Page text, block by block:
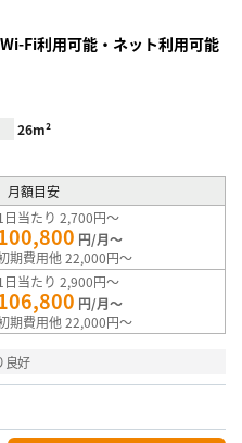
Fi利用可能・ネット利用可能
26m²
月額目安
日当たり 2,700円～
円/月～
期費用他 22,000円～
日当たり 2,900円～
円/月～
期費用他 22,000円～
良好